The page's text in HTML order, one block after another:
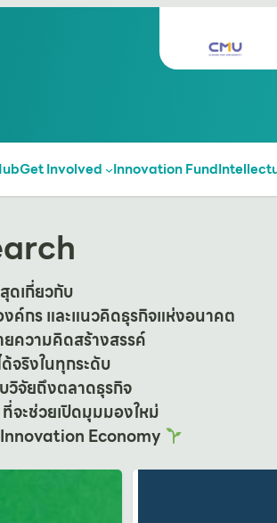
Get Involved Innovation Fund
ดเกี่ยวกับ
ค์กร และแนวคิดธุรกิจแห่งอนาคต
ยความคิดสร้างสรรค์
จริงในทุกระดับ
วิจัยถึงตลาดธุรกิจ
ะช่วยเปิดมุมมองใหม่
Economy